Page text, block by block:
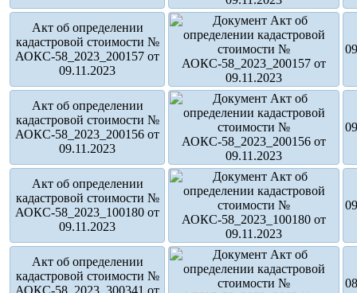
Акт об определении
кадастровой стоимости №
АОКС-58_2023_200157 от
09.11.2023
Акт об определении
кадастровой стоимости №
АОКС-58_2023_200156 от
09.11.2023
Акт об определении
кадастровой стоимости №
АОКС-58_2023_100180 от
09.11.2023
Акт об определении
кадастровой стоимости №
АОКС-58_2023_300341 от